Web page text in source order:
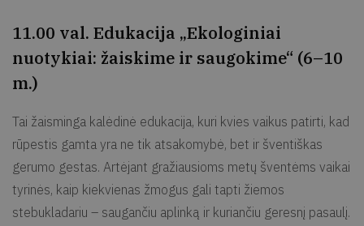
11.00 val. Edukacija „Ekologiniai
nuotykiai: žaiskime ir saugokime“ (6–10
m.)
Tai žaisminga kalėdinė edukacija, kuri kvies vaikus patirti, kad
rūpestis gamta yra ne tik atsakomybė, bet ir šventiškas
gerumo gestas. Artėjant gražiausioms metų šventėms vaikai
tyrinės, kaip kiekvienas žmogus gali tapti žiemos
stebukladariu – saugančiu aplinką ir kuriančiu geresnį pasaulį.